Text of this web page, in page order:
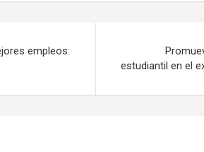
empleos:
estudiantil en el